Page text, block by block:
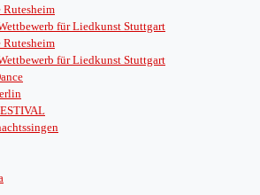
Rutesheim
für Liedkunst Stuttgart
Rutesheim
für Liedkunst Stuttgart